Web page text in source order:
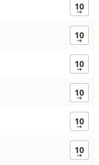
10
10
10
10
10
10